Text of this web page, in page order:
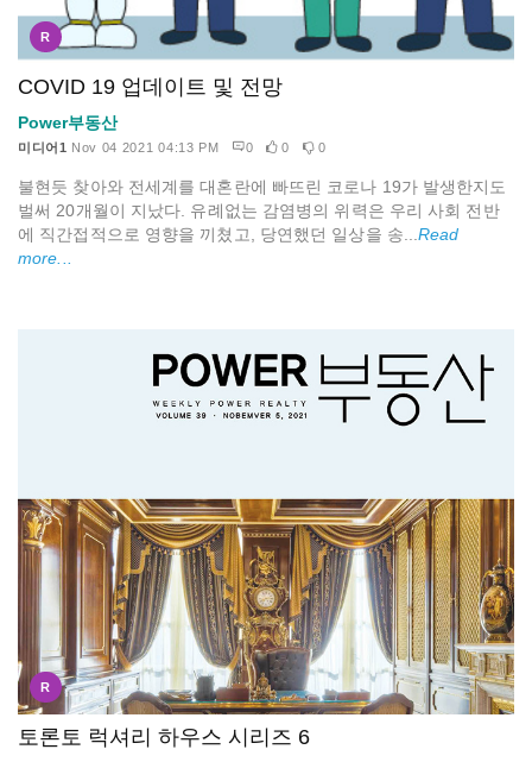
R
COVID 19 업데이트 및 전망
Power부동산
미디어1 Nov 04 2021 04:13 PM 0 0 0
불현듯 찾아와 전세계를 대혼란에 빠뜨린 코로나 19가 발생한지도
벌써 20개월이 지났다. 유례없는 감염병의 위력은 우리 사회 전반
에 직간접적으로 영향을 끼쳤고, 당연했던 일상을 송...Read
more...
R
토론토 럭셔리 하우스 시리즈 6